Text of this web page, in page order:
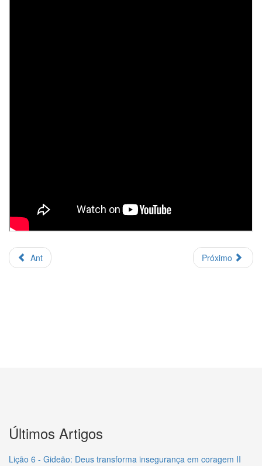
Ant Próximo
Últimos Artigos
Lição 6 - Gideão: Deus transforma insegurança em coragem II